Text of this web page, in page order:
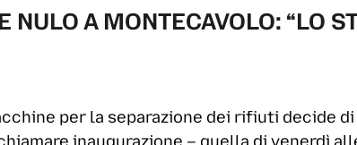
NULO A MONTECAVOLO: “LO
per la separazione dei rifiuti decide